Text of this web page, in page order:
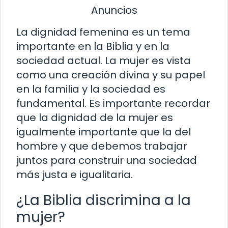
Anuncios
La dignidad femenina es un tema
importante en la Biblia y en la
sociedad actual. La mujer es vista
como una creación divina y su papel
en la familia y la sociedad es
fundamental. Es importante recordar
que la dignidad de la mujer es
igualmente importante que la del
hombre y que debemos trabajar
juntos para construir una sociedad
más justa e igualitaria.
¿La Biblia discrimina a la
mujer?